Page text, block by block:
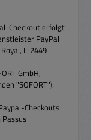
Checkout erfolgt
PayPal
L-2449
GmbH,
"SOFORT").
Checkouts